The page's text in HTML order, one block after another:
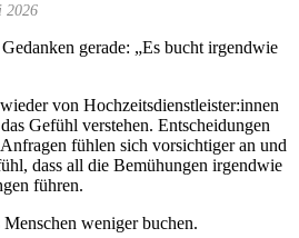
2026
gerade: „Es bucht irgendwie
von Hochzeitsdienstleister:innen
Gefühl verstehen. Entscheidungen
fühlen sich vorsichtiger an und
dass all die Bemühungen irgendwie
führen.
weniger buchen.